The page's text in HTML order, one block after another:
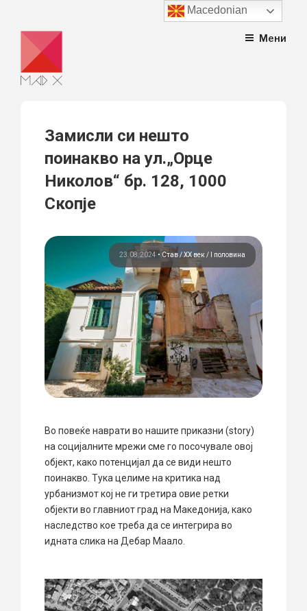
content
Мени
Замисли си нешто
поинакво на ул.„Орце
Николов“ бр. 128, 1000
Скопје
23.08.2024 • Став ХХ век / I половина
Во повеќе наврати во нашите приказни (story)
на социјалните мрежи сме го посочувале овој
објект, како потенцијал да се види нешто
поинакво. Тука целиме на критика над
урбанизмот кој не ги третира овие ретки
објекти во главниот град на Македонија, како
наследство кое треба да се интегрира во
идната слика на Дебар Маало.
Macedonian